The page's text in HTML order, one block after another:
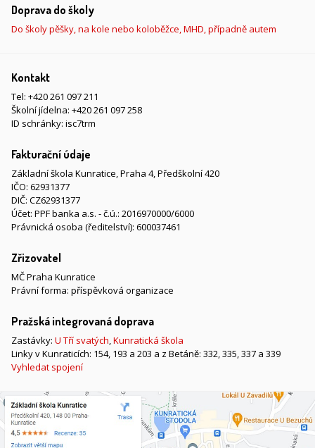
Doprava do školy
Do školy pěšky, na kole nebo koloběžce, MHD, případně autem
Kontakt
Tel: +420 261 097 211
Školní jídelna: +420 261 097 258
ID schránky: isc7trm
Fakturační údaje
Základní škola Kunratice, Praha 4, Předškolní 420
IČO: 62931377
DIČ: CZ62931377
Účet: PPF banka a.s. - č.ú.: 2016970000/6000
Právnická osoba (ředitelství): 600037461
Zřizovatel
MČ Praha Kunratice
Právní forma: příspěvková organizace
Pražská integrovaná doprava
Zastávky: U Tří svatých,Kunratická škola
Linky v Kunraticích: 154, 193 a 203 a z Betáně: 332, 335, 337 a 339
Vyhledat spojení